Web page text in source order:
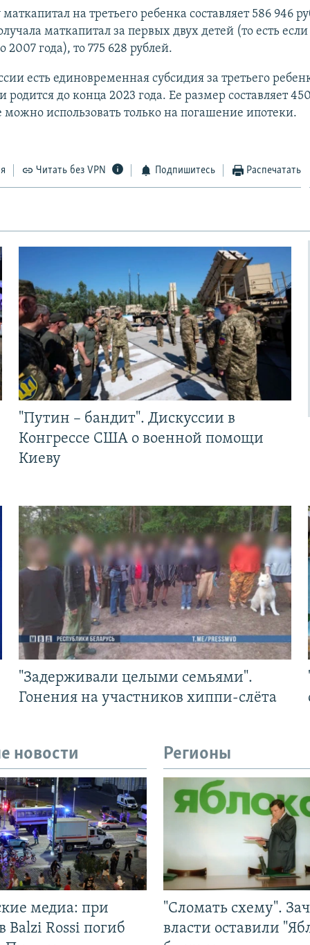
маткапитал на третьего ребенка составляет 586 946
маткапитал за первых двух детей (то есть
2007 года), то 775 628 рублей.
есть единовременная субсидия за третьего
родится до конца 2023 года. Ее размер составляет
можно использовать только на погашение ипотеки.
Читать без VPN Подпишитесь Распечатать
"Путин – бандит". Дискуссии в
Конгрессе США о военной помощи
Киеву
"Задерживали целыми семьями".
Гонения на участников хиппи-слёта
новости
медиа: при
Balzi Rossi погиб
Регионы
"Сломать схему".
власти оставили